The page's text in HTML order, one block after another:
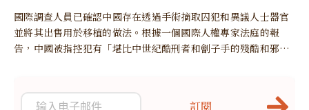
國際調查人員已確認中國存在透過手術摘取囚犯和異議人士器官
並將其出售用於移植的做法。根據一個國際人權專家法庭的報
告，中國被指控犯有「堪比中世紀酷刑者和劊子手的殘酷和邪惡
訂閱